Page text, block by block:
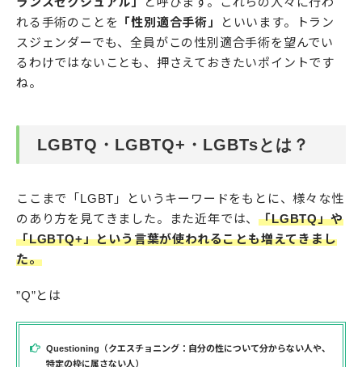
れる手術のことを
「性別適合手術」
といいます。トラン
スジェンダーでも、全員がこの性別適合手術を望んでい
るわけではないことも、押さえておきたいポイントです
ね。
LGBTQ・LGBTQ+・LGBTsとは？
ここまで「LGBT」というキーワードをもとに、様々な性
のあり方を見てきました。また近年では、「LGBTQ」や
「LGBTQ+」という言葉が使われることも増えてきまし
た。
”Q”とは
Questioning（クエスチョニング：自分の性について分からない人や、
特定の枠に属さない人）